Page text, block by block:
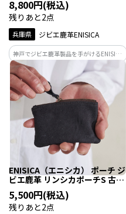
8,800円(税込)
残りあと2点
兵庫県 ジビエ鹿革ENISICA
神戸でジビエ鹿革製品を手がけるENISICA
が作った、しなやかで軽い、見た目より
たくさん入るポーチ。カラーは紅杉（べ
にすぎ）。屋久杉の内側に潜む、赤土の
大地のエネルギーに満ちたアッシュピン
ENISICA（エニシカ） ポーチ ジ
ビエ鹿革 リンシカポーチS 古墨
（こぼく） 1個
5,500円(税込)
残りあと2点